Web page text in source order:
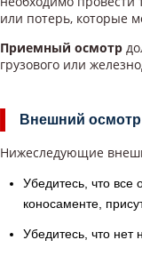
или потерь, которые
Приемный осмотр
грузового или
Внешний
Нижеследующие
Убедитесь, что
коносаменте,
Убедитесь, что нет